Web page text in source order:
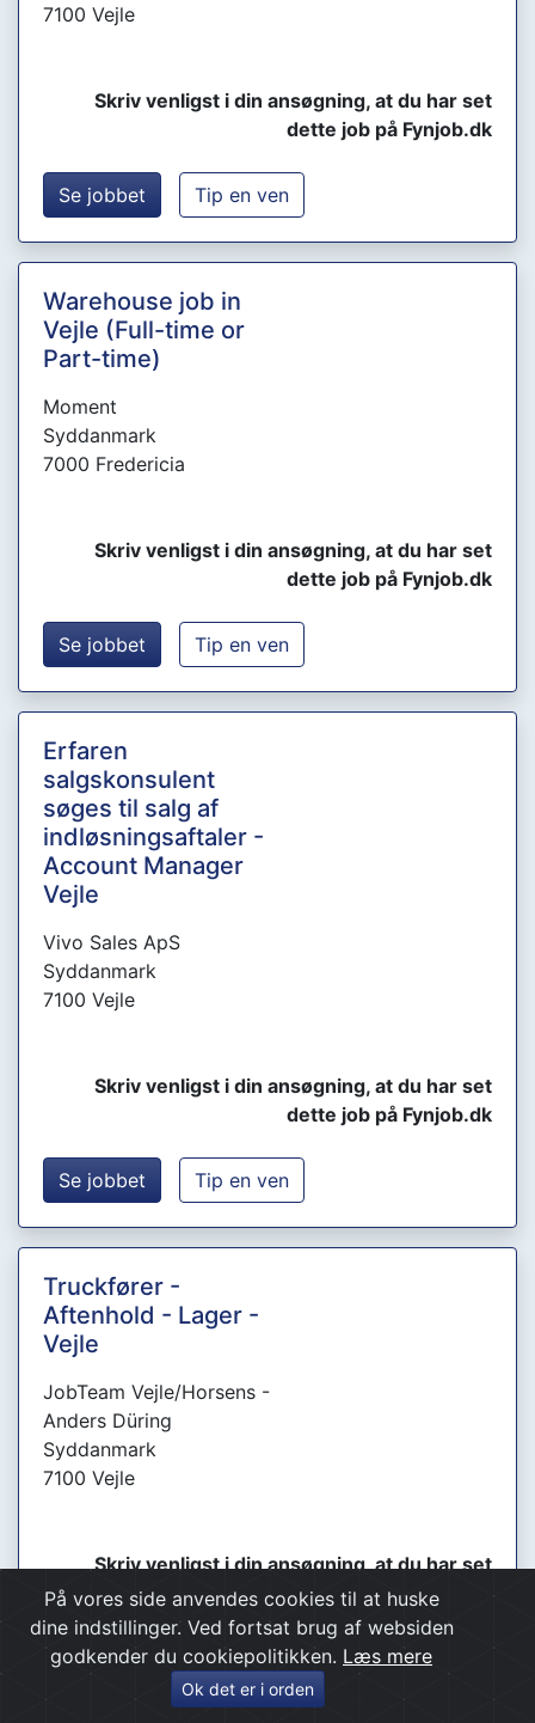
7100 Vejle
Skriv venligst i din ansøgning, at du har set
dette job på Fynjob.dk
Se jobbet Tip en ven
Warehouse job in
Vejle (Full-time or
Part-time)
Moment
Syddanmark
7000 Fredericia
Skriv venligst i din ansøgning, at du har set
dette job på Fynjob.dk
Se jobbet Tip en ven
Erfaren
salgskonsulent
søges til salg af
indløsningsaftaler -
Account Manager
Vejle
Vivo Sales ApS
Syddanmark
7100 Vejle
Skriv venligst i din ansøgning, at du har set
dette job på Fynjob.dk
Se jobbet Tip en ven
Truckfører -
Aftenhold - Lager -
Vejle
JobTeam Vejle/Horsens -
Anders Düring
Syddanmark
7100 Vejle
Skriv venligst i din ansøgning, at du har set
dette job på Fynjob.dk
Se jobbet Tip en ven
På vores side anvendes cookies til at huske
dine indstillinger. Ved fortsat brug af websiden
godkender du cookiepolitikken. Læs mere
Ok det er i orden